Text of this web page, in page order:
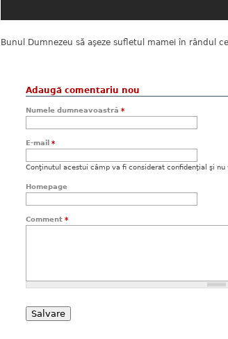
Bunul Dumnezeu să aşeze sufletul mamei în rândul
Adaugă comentariu nou
Numele dumneavoastră *
E-mail *
Conţinutul acestui câmp va fi considerat confidenţial şi nu
Homepage
Comment *